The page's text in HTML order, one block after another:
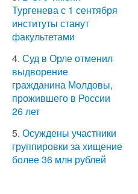
Тургенева с 1 сентября
институты станут
факультетами
4. Суд в Орле отменил
выдворение
гражданина Молдовы,
прожившего в России
26 лет
5. Осуждены участники
группировки за хищение
более 36 млн рублей